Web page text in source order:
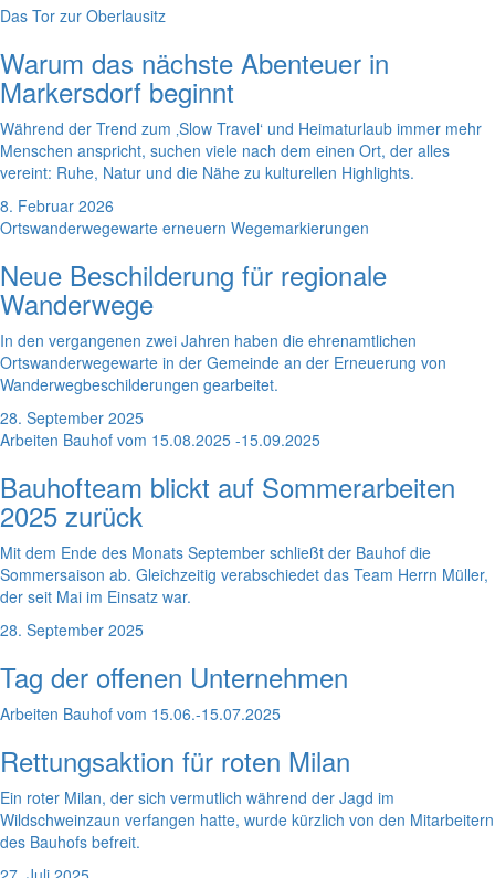
Das Tor zur Oberlausitz
Warum das nächste Abenteuer in
Markersdorf beginnt
Während der Trend zum ‚Slow Travel‘ und Heimaturlaub immer mehr
Menschen anspricht, suchen viele nach dem einen Ort, der alles
vereint: Ruhe, Natur und die Nähe zu kulturellen Highlights.
8. Februar 2026
Ortswanderwegewarte erneuern Wegemarkierungen
Neue Beschilderung für regionale
Wanderwege
In den vergangenen zwei Jahren haben die ehrenamtlichen
Ortswanderwegewarte in der Gemeinde an der Erneuerung von
Wanderwegbeschilderungen gearbeitet.
28. September 2025
Arbeiten Bauhof vom 15.08.2025 -15.09.2025
Bauhofteam blickt auf Sommerarbeiten
2025 zurück
Mit dem Ende des Monats September schließt der Bauhof die
Sommersaison ab. Gleichzeitig verabschiedet das Team Herrn Müller,
der seit Mai im Einsatz war.
28. September 2025
Tag der offenen Unternehmen
Arbeiten Bauhof vom 15.06.-15.07.2025
Rettungsaktion für roten Milan
Ein roter Milan, der sich vermutlich während der Jagd im
Wildschweinzaun verfangen hatte, wurde kürzlich von den Mitarbeitern
des Bauhofs befreit.